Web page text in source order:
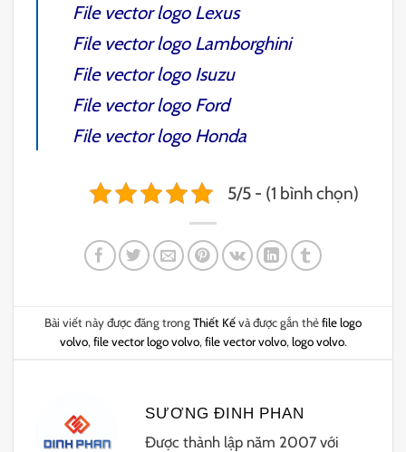
File vector logo Lexus
File vector logo Lamborghini
File vector logo Isuzu
File vector logo Ford
File vector logo Honda
5/5 - (1 bình chọn)
Bài viết này được đăng trongThiết Kếvà được gắn thẻfile logo
volvo, file vector logo volvo, file vector volvo, logo volvo.
SƯƠNG ĐINH PHAN
Được thành lập năm 2007 với